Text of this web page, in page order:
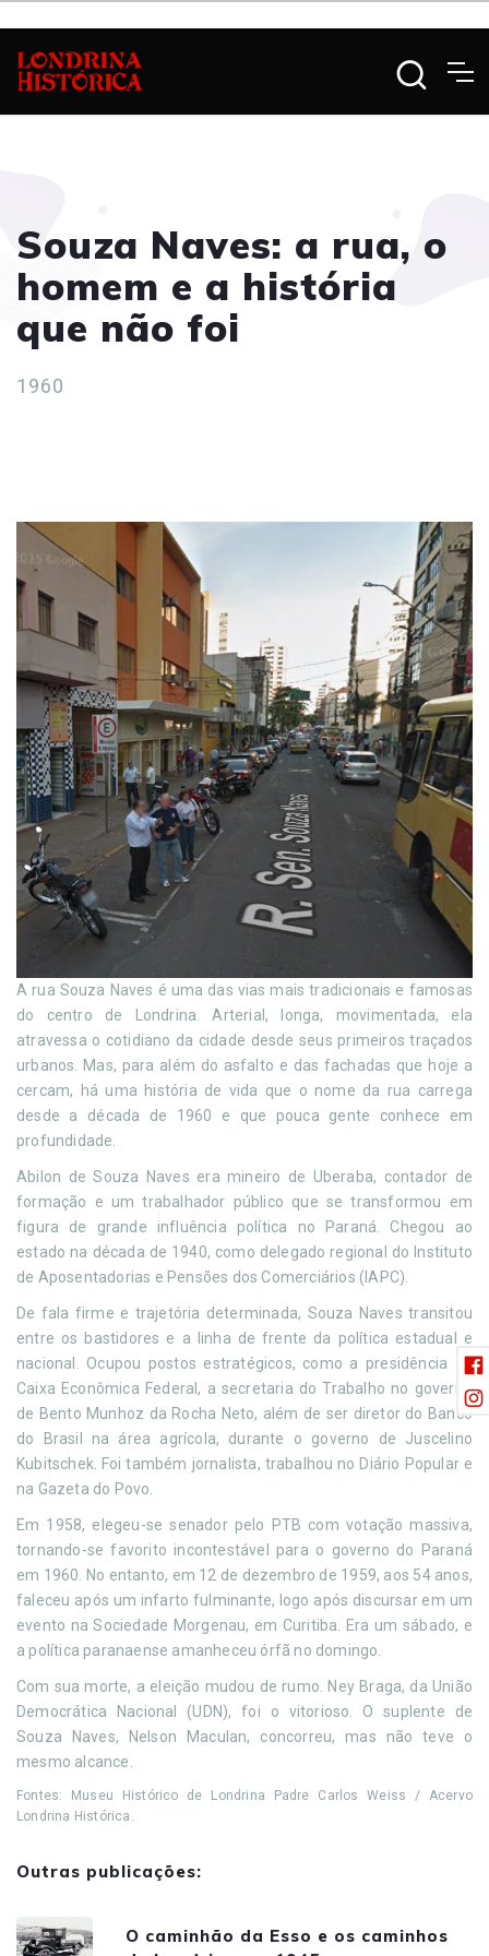
Souza Naves: a rua, o
homem e a história
que não foi
1960
A rua Souza Naves é uma das vias mais tradicionais e famosas
do centro de Londrina. Arterial, longa, movimentada, ela
atravessa o cotidiano da cidade desde seus primeiros traçados
urbanos. Mas, para além do asfalto e das fachadas que hoje a
cercam, há uma história de vida que o nome da rua carrega
desde a década de 1960 e que pouca gente conhece em
profundidade.
Abilon de Souza Naves era mineiro de Uberaba, contador de
formação e um trabalhador público que se transformou em
figura de grande influência política no Paraná. Chegou ao
estado na década de 1940, como delegado regional do Instituto
de Aposentadorias e Pensões dos Comerciários (IAPC).
De fala firme e trajetória determinada, Souza Naves transitou
entre os bastidores e a linha de frente da política estadual e
nacional. Ocupou postos estratégicos, como a presidência da
Caixa Econômica Federal, a secretaria do Trabalho no governo
de Bento Munhoz da Rocha Neto, além de ser diretor do Banco
do Brasil na área agrícola, durante o governo de Juscelino
Kubitschek. Foi também jornalista, trabalhou no Diário Popular e
na Gazeta do Povo.
Em 1958, elegeu-se senador pelo PTB com votação massiva,
tornando-se favorito incontestável para o governo do Paraná
em 1960. No entanto, em 12 de dezembro de 1959, aos 54 anos,
faleceu após um infarto fulminante, logo após discursar em um
evento na Sociedade Morgenau, em Curitiba. Era um sábado, e
a política paranaense amanheceu órfã no domingo.
Com sua morte, a eleição mudou de rumo. Ney Braga, da União
Democrática Nacional (UDN), foi o vitorioso. O suplente de
Souza Naves, Nelson Maculan, concorreu, mas não teve o
mesmo alcance.
Fontes: Museu Histórico de Londrina Padre Carlos Weiss / Acervo
Londrina Histórica.
Outras publicações:
O caminhão da Esso e os caminhos